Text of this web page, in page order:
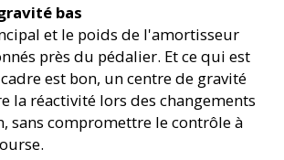
bas
et le poids de l'amortisseur
près du pédalier. Et ce qui est
est bon, un centre de gravité
la réactivité lors des changements
sans compromettre le contrôle à